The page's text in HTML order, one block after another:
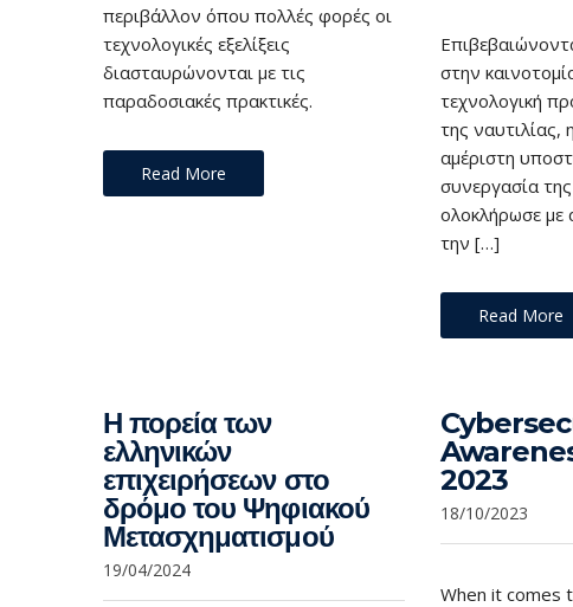
περιβάλλον όπου πολλές φορές οι
τεχνολογικές εξελίξεις
διασταυρώνονται με τις
παραδοσιακές πρακτικές.
Read More
στην
τεχνολογική
της ναυτιλίας,
αμέριστη
συνεργασία
ολοκλήρωσε με
την […]
Read More
Η πορεία των
ελληνικών
επιχειρήσεων στο
δρόμο του Ψηφιακού
Μετασχηματισμού
19/04/2024
2023
18/10/2023
When it comes